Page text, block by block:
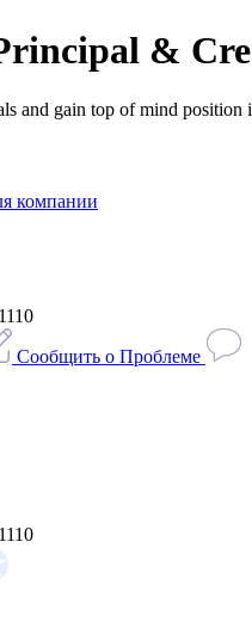
&
and gain top of mind position
компании
Сообщить о Проблеме